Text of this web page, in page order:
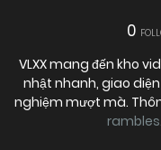
0
VLXX mang đến kho
nhật nhanh, giao